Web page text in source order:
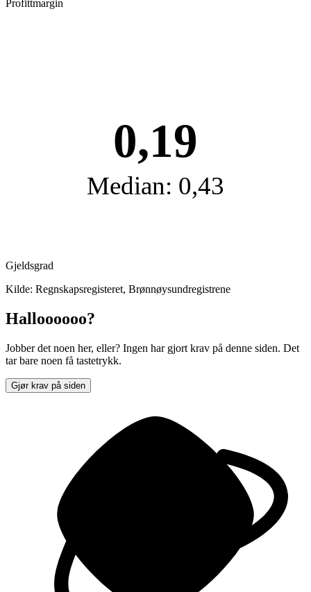
Profittmargin
0,19
Median: 0,43
Gjeldsgrad
Kilde: Regnskapsregisteret, Brønnøysundregistrene
Halloooooo?
Jobber det noen her, eller? Ingen har gjort krav på denne siden. Det
tar bare noen få tastetrykk.
Gjør krav på siden